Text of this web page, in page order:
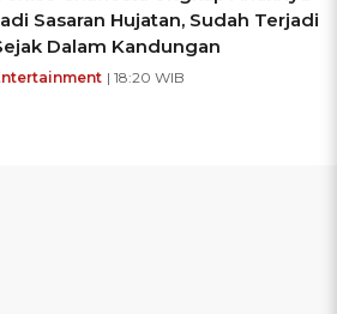
Sasaran Hujatan, Sudah Terjadi
Dalam Kandungan
| 18:20 WIB